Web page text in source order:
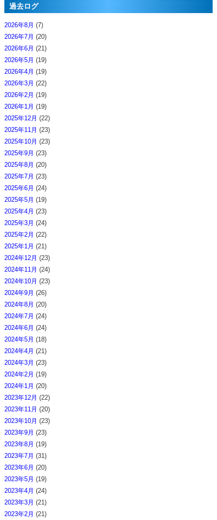
過去ログ
2026年8月 (7)
2026年7月 (20)
2026年6月 (21)
2026年5月 (19)
2026年4月 (19)
2026年3月 (22)
2026年2月 (19)
2026年1月 (19)
2025年12月 (22)
2025年11月 (23)
2025年10月 (23)
2025年9月 (23)
2025年8月 (20)
2025年7月 (23)
2025年6月 (24)
2025年5月 (19)
2025年4月 (23)
2025年3月 (24)
2025年2月 (22)
2025年1月 (21)
2024年12月 (23)
2024年11月 (24)
2024年10月 (23)
2024年9月 (26)
2024年8月 (20)
2024年7月 (24)
2024年6月 (24)
2024年5月 (18)
2024年4月 (21)
2024年3月 (23)
2024年2月 (19)
2024年1月 (20)
2023年12月 (22)
2023年11月 (20)
2023年10月 (23)
2023年9月 (23)
2023年8月 (19)
2023年7月 (31)
2023年6月 (20)
2023年5月 (19)
2023年4月 (24)
2023年3月 (21)
2023年2月 (21)